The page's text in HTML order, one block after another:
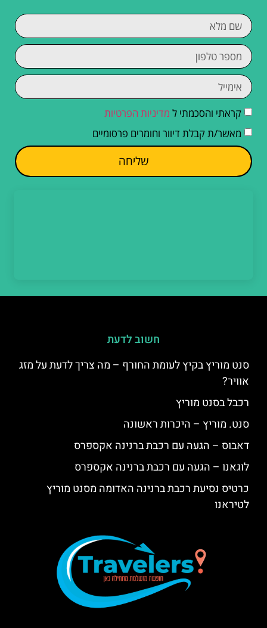
קראתי והסכמתי ל מדיניות הפרטיות
מאשר/ת קבלת דיוור וחומרים פרסומיים
שליחה
חשוב לדעת
סנט מוריץ בקיץ לעומת החורף – מה צריך לדעת על מזג
אוויר?
רכבל בסנט מוריץ
סנט. מוריץ – היכרות ראשונה
דאבוס – הגעה עם רכבת ברנינה אקספרס
לוגאנו – הגעה עם רכבת ברנינה אקספרס
כרטיס נסיעת רכבת ברנינה האדומה מסנט מוריץ
לטיראנו